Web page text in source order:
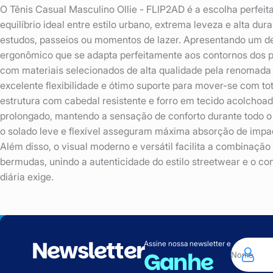
O Tênis Casual Masculino Ollie - FLIP2AD é a escolha
equilíbrio ideal entre estilo urbano, extrema leveza e alta
estudos, passeios ou momentos de lazer. Apresentando um
ergonômico que se adapta perfeitamente aos contornos dos
com materiais selecionados de alta qualidade pela
excelente flexibilidade e ótimo suporte para mover-se com
estrutura com cabedal resistente e forro em tecido
prolongado, mantendo a sensação de conforto durante todo
o solado leve e flexível asseguram máxima absorção de
Além disso, o visual moderno e versátil facilita a
bermudas, unindo a autenticidade do estilo streetwear e o
diária exige.
NewsletterAssine nossa newsletter e
Ganhe